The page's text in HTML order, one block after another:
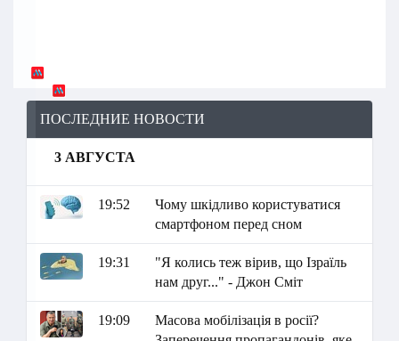
ПОСЛЕДНИЕ НОВОСТИ
3 АВГУСТА
19:52
Чому шкідливо користуватися
смартфоном перед сном
19:31
"Я колись теж вірив, що Ізраїль
нам друг..." - Джон Сміт
19:09
Масова мобілізація в росії?